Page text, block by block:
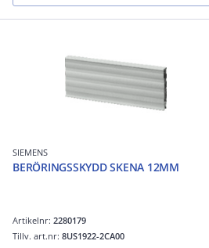
SIEMENS
BERÖRINGSSKYDD SKENA 12MM
Artikelnr: 2280179
Tillv. art.nr: 8US1922-2CA00